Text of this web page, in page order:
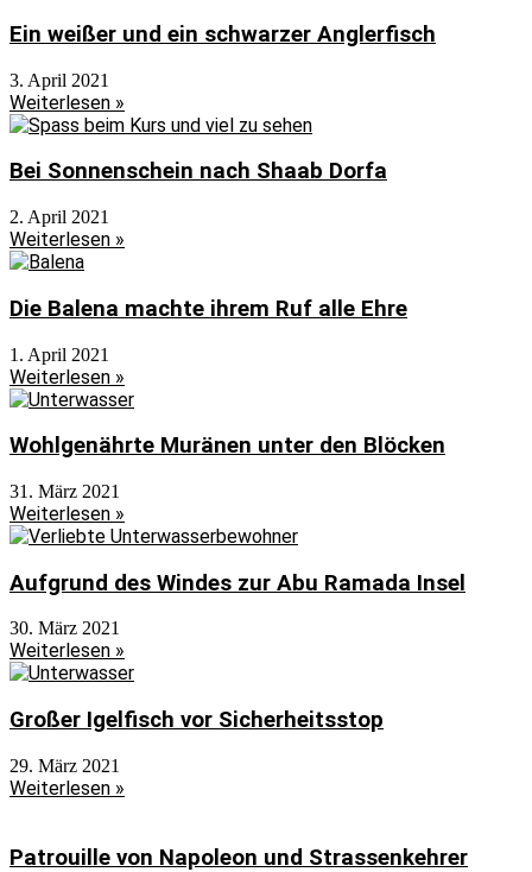
Ein weißer und ein schwarzer Anglerfisch
3. April 2021
Weiterlesen »
Bei Sonnenschein nach Shaab Dorfa
2. April 2021
Weiterlesen »
Die Balena machte ihrem Ruf alle Ehre
1. April 2021
Weiterlesen »
Wohlgenährte Muränen unter den Blöcken
31. März 2021
Weiterlesen »
Aufgrund des Windes zur Abu Ramada Insel
30. März 2021
Weiterlesen »
Großer Igelfisch vor Sicherheitsstop
29. März 2021
Weiterlesen »
Patrouille von Napoleon und Strassenkehrer